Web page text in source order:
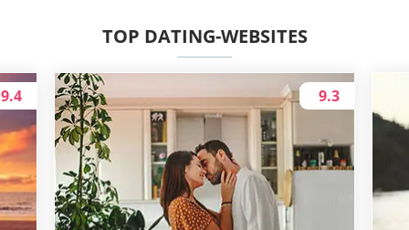
TOP DATING-WEBSITES
9.4 9.3